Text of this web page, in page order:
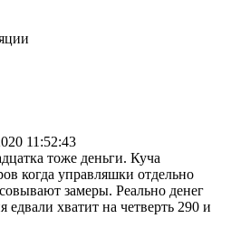
11:52:43
тоже деньги. Куча
когда управляшки отдельно
замеры. Реально денег
едвали хватит на четверть 290 и